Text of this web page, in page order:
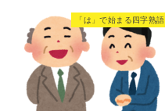
「は」で始まる四字熟語